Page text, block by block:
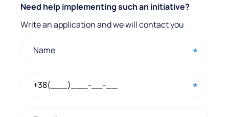
Q
u
Need help implementing such an initiative?
Write an application and we will contact you